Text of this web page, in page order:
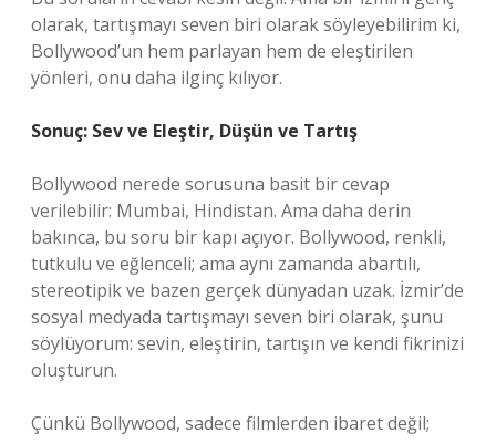
olarak, tartışmayı seven biri olarak söyleyebilirim ki,
Bollywood’un hem parlayan hem de eleştirilen
yönleri, onu daha ilginç kılıyor.
Sonuç: Sev ve Eleştir, Düşün ve Tartış
Bollywood nerede sorusuna basit bir cevap
verilebilir: Mumbai, Hindistan. Ama daha derin
bakınca, bu soru bir kapı açıyor. Bollywood, renkli,
tutkulu ve eğlenceli; ama aynı zamanda abartılı,
stereotipik ve bazen gerçek dünyadan uzak. İzmir’de
sosyal medyada tartışmayı seven biri olarak, şunu
söylüyorum: sevin, eleştirin, tartışın ve kendi fikrinizi
oluşturun.
Çünkü Bollywood, sadece filmlerden ibaret değil;